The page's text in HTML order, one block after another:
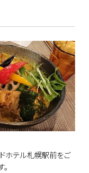
ホテル札幌駅前をご